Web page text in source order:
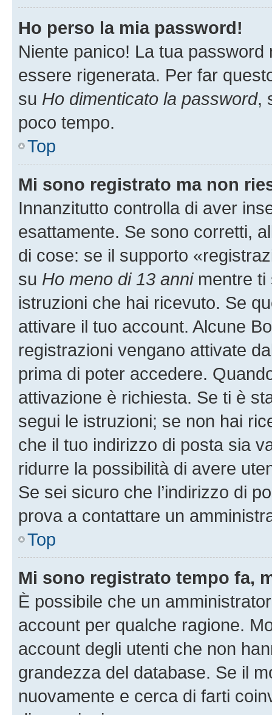
Ho perso la mia password!
Niente panico! La tua
essere rigenerata. Per far
su Ho dimenticato la password,
poco tempo.
Top
Mi sono registrato ma non
Innanzitutto controlla di aver
esattamente. Se sono corretti,
di cose: se il supporto
su Ho meno di 13 annimentre ti
istruzioni che hai ricevuto. Se
attivare il tuo account. Alcune
registrazioni vengano attivate
prima di poter accedere.
attivazione è richiesta. Se ti è
segui le istruzioni; se non hai
che il tuo indirizzo di posta sia
ridurre la possibilità di avere
Se sei sicuro che l’indirizzo di
prova a contattare un
Top
Mi sono registrato tempo fa,
È possibile che un
account per qualche ragione.
account degli utenti che non
grandezza del database. Se il
nuovamente e cerca di farti